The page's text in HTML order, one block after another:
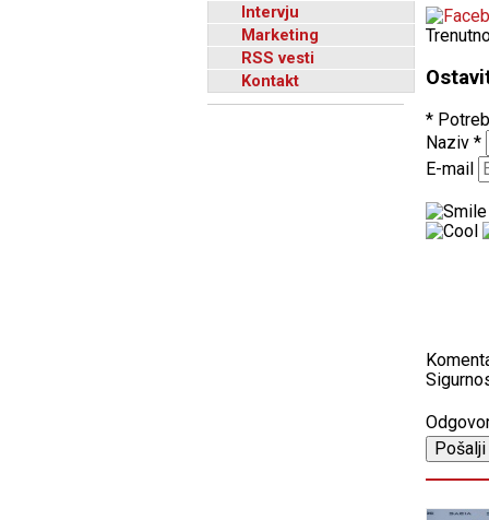
Intervju
Marketing
RSS vesti
Kontakt
*
Naziv *
E-mail